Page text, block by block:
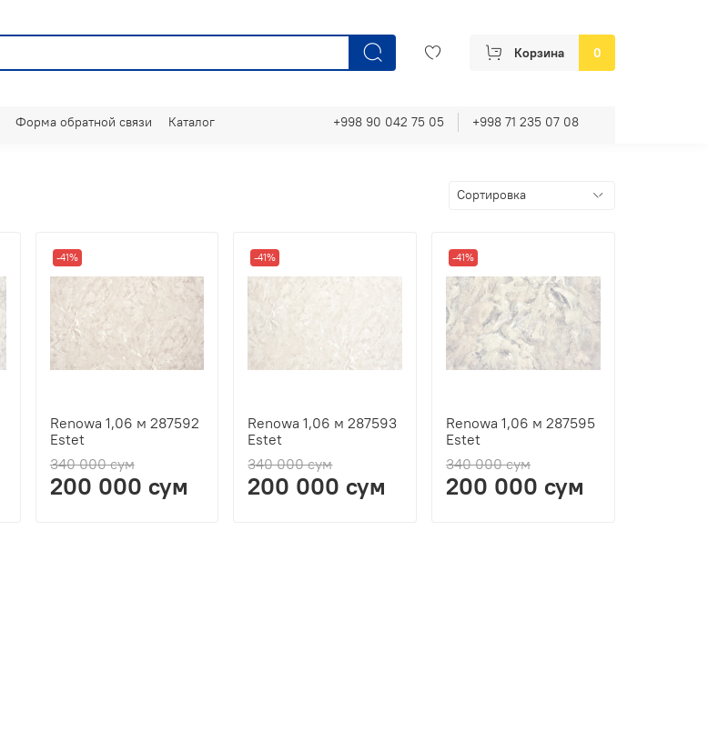
Корзина 0
Форма обратной связи Каталог +998 90 042 75 05 +998 71 235 07 08
-41%
Renowa 1,06 м 287592
Estet
340 000 сум
200 000 сум
-41%
Renowa 1,06 м 287593
Estet
340 000 сум
200 000 сум
-41%
Renowa 1,06 м 287595
Estet
340 000 сум
200 000 сум